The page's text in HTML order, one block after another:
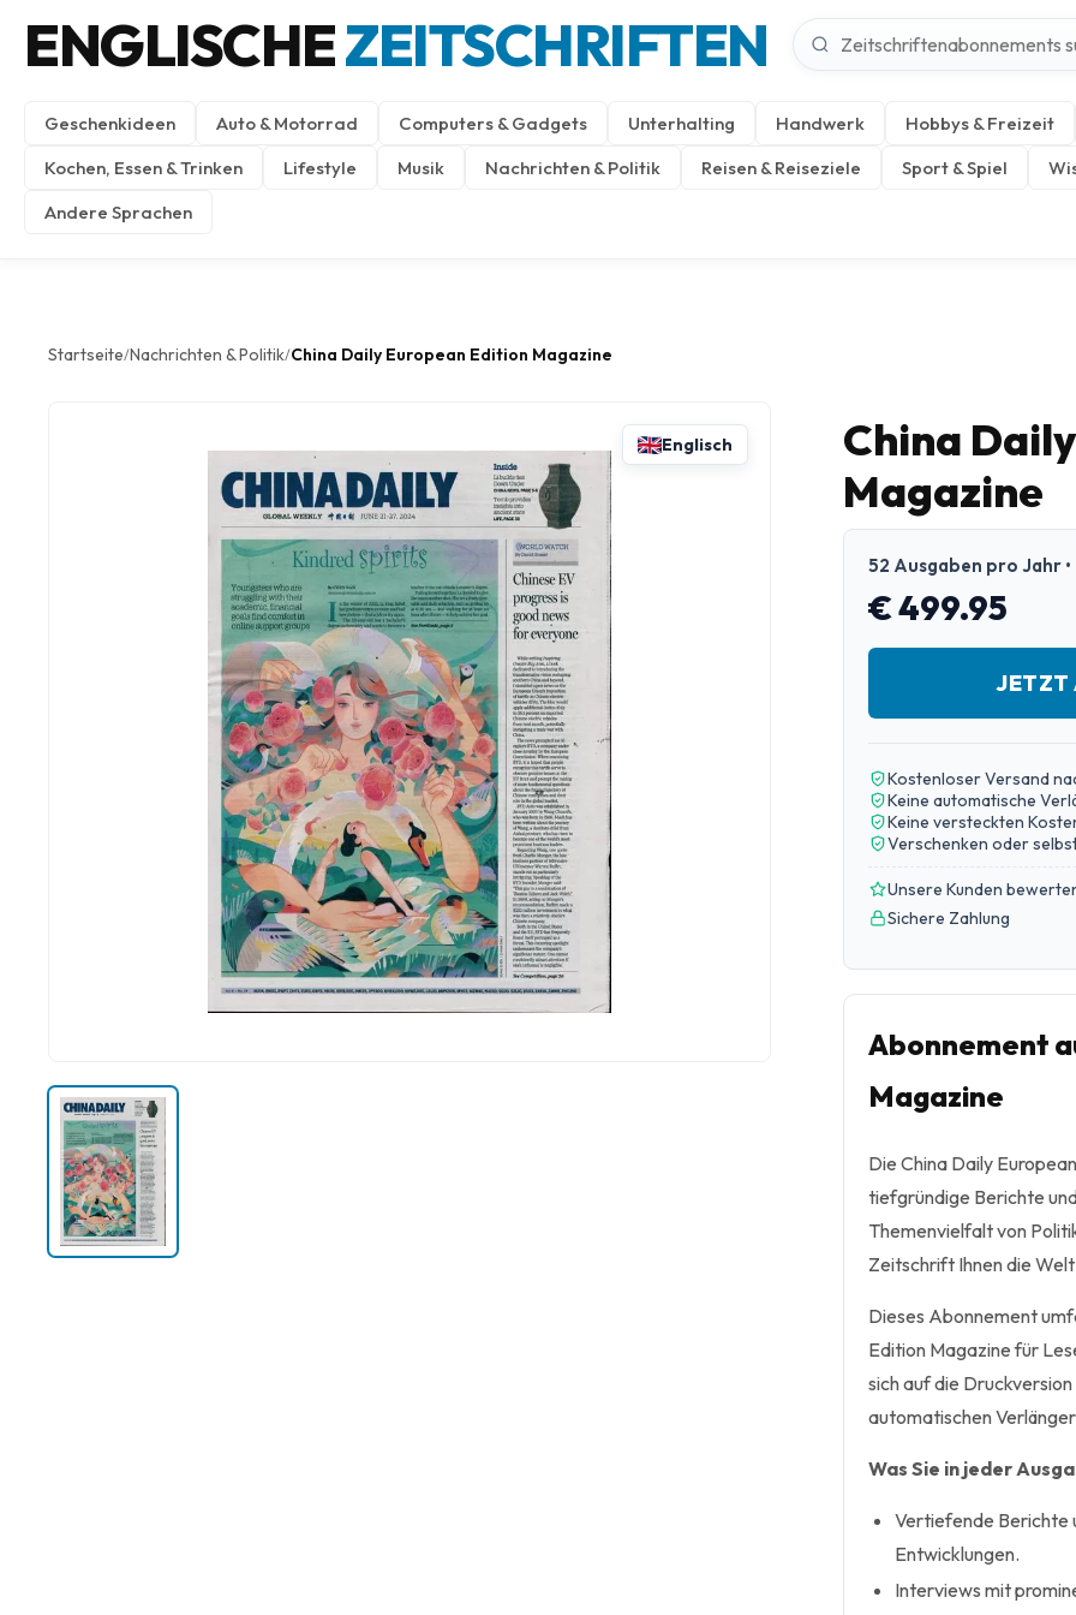
ENGLISCHEZEITSCHRIFTEN
Geschenkideen Auto & Motorrad Computers & Gadgets Unterhalting Handwerk
Hobbys & Freizeit
Kochen, Essen & Trinken
Lifestyle Musik Nachrichten & Politik Reisen & Reiseziele Sport & Spiel
Andere Sprachen
Startseite/Nachrichten & Politik/China Daily European Edition Magazine
Englisch
China
Magazine
52 Ausgaben pro Jahr
€ 499.95
JETZT
Kostenloser Versand
Keine automatische
Keine versteckten
Verschenken oder
Unsere Kunden
Sichere Zahlung
Abonnement
Magazine
Die China Daily
tiefgründige Berichte
Themenvielfalt von
Zeitschrift Ihnen die
Dieses Abonnement
Edition Magazine für
sich auf die
automatischen
Was Sie in jeder
Vertiefende Berichte
Entwicklungen.
Interviews mit